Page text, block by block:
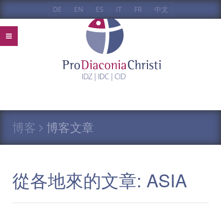
DE EN ES IT FR 中文
博客 博客文章
從各地來的文章: ASIA